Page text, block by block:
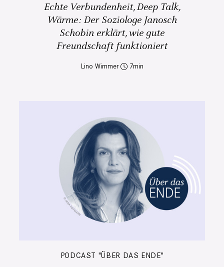
Echte Verbundenheit, Deep Talk,
Wärme: Der Soziologe Janosch
Schobin erklärt, wie gute
Freundschaft funktioniert
Lino Wimmer 7
PODCAST "ÜBER DAS ENDE"